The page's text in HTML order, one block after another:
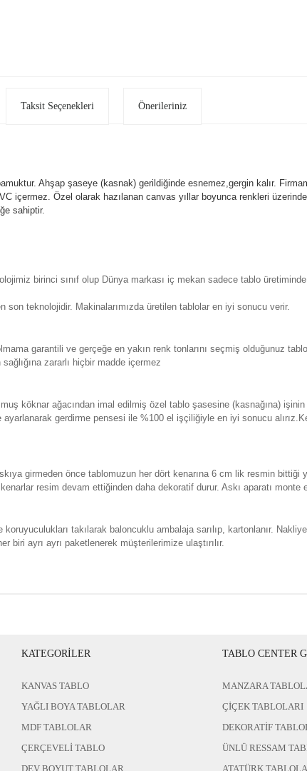
Taksit Seçenekleri Önerileriniz
Ahşap şaseye (kasnak) gerildiğinde esnemez,gergin kalır.
Özel olarak hazılanan canvas yıllar boyunca renkleri
sahiptir.
birinci sınıf olup Dünya markası iç mekan sadece tablo
son teknolojidir. Makinalarımızda üretilen tablolar en iyi sonucu verir.
garantili ve gerçeğe en yakın renk tonlarını seçmiş olduğunuz
zararlı hiçbir madde içermez
köknar ağacından imal edilmiş özel tablo şasesine (kasnağına) işinin
gerdirme pensesi ile %100 el işçiliğiyle en iyi sonucu
girmeden önce tablomuzun her dört kenarına 6 cm lik resmin bittiği
resim devam ettiğinden daha dekoratif durur. Askı aparatı monte
takılarak baloncuklu ambalaja sarılıp, kartonlanır.
biri ayrı ayrı paketlenerek müşterilerimize ulaştırılır.
KATEGORİLER
KANVAS TABLO
YAĞLI BOYA TABLOLAR
MDF TABLOLAR
ÇERÇEVELİ TABLO
DEV BOYUT TABLOLAR
TABLO CENTER
MANZARA
ÇİÇEK TABLOLARI
DEKORATİF
ÜNLÜ RESSAM
ATATÜRK